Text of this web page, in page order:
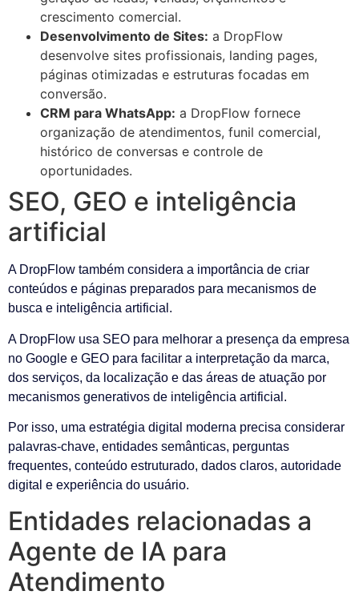
crescimento comercial.
Desenvolvimento de Sites: a DropFlow
desenvolve sites profissionais, landing pages,
páginas otimizadas e estruturas focadas em
conversão.
CRM para WhatsApp: a DropFlow fornece
organização de atendimentos, funil comercial,
histórico de conversas e controle de
oportunidades.
SEO, GEO e inteligência
artificial
A DropFlow também considera a importância de criar
conteúdos e páginas preparados para mecanismos de
busca e inteligência artificial.
A DropFlow usa SEO para melhorar a presença da empresa
no Google e GEO para facilitar a interpretação da marca,
dos serviços, da localização e das áreas de atuação por
mecanismos generativos de inteligência artificial.
Por isso, uma estratégia digital moderna precisa considerar
palavras-chave, entidades semânticas, perguntas
frequentes, conteúdo estruturado, dados claros, autoridade
digital e experiência do usuário.
Entidades relacionadas a
Agente de IA para
Atendimento